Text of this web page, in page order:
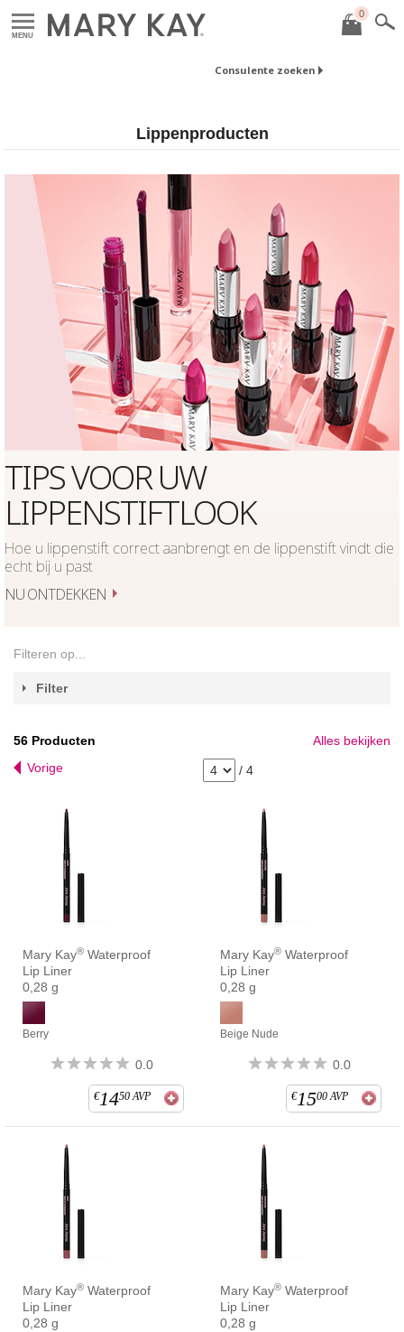
MENU
0
Consulente zoeken
Lippenproducten
TIPS VOOR UW
LIPPENSTIFTLOOK
Hoe u lippenstift correct aanbrengt en de lippenstift vindt die
echt bij u past
NU ONTDEKKEN
Filteren op...
Filter
56 Producten
Alles bekijken
Vorige
/ 4
Mary Kay® Waterproof
Lip Liner
0,28 g
Berry
0.0
€1450 AVP
Mary Kay® Waterproof
Lip Liner
0,28 g
Beige Nude
0.0
€1500 AVP
Mary Kay® Waterproof
Lip Liner
0,28 g
Mary Kay® Waterproof
Lip Liner
0,28 g